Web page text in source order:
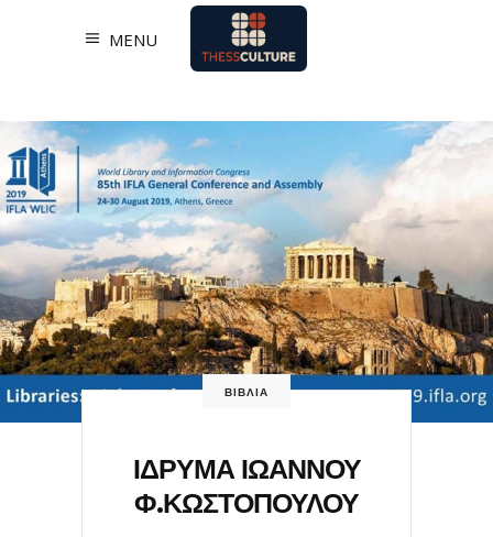
MENU
ΒΙΒΛΙΑ
ΙΔΡΥΜΑ ΙΩΑΝΝΟΥ
Φ.ΚΩΣΤΟΠΟΥΛΟΥ